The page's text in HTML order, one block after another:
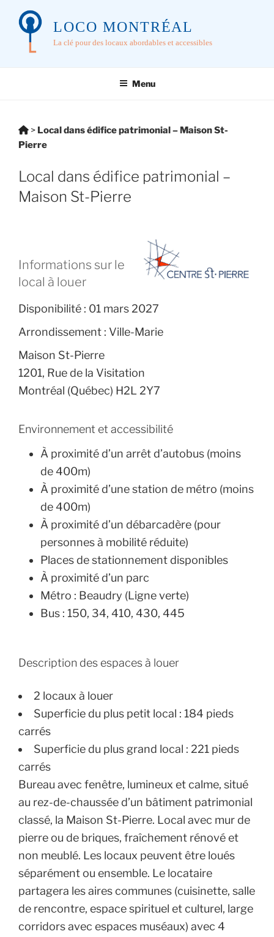
contenu
principal
LOCO MONTRÉAL
La clé pour des locaux abordables et accessibles
Menu
Vous
êtes
> Local dans édifice patrimonial – Maison St-
Pierre
Local dans édifice patrimonial –
Maison St-Pierre
Informations sur le
local à louer
Disponibilité : 01 mars 2027
Arrondissement : Ville-Marie
Maison St-Pierre
1201, Rue de la Visitation
Montréal (Québec) H2L 2Y7
Environnement et accessibilité
À proximité d’un arrêt d’autobus (moins
de 400m)
À proximité d’une station de métro (moins
de 400m)
À proximité d’un débarcadère (pour
personnes à mobilité réduite)
Places de stationnement disponibles
À proximité d’un parc
Métro : Beaudry (Ligne verte)
Bus : 150, 34, 410, 430, 445
Description des espaces à louer
2 locaux à louer
Superficie du plus petit local : 184 pieds
carrés
Superficie du plus grand local : 221 pieds
carrés
Bureau avec fenêtre, lumineux et calme, situé
au rez-de-chaussée d’un bâtiment patrimonial
classé, la Maison St-Pierre. Local avec mur de
pierre ou de briques, fraîchement rénové et
non meublé. Les locaux peuvent être loués
séparément ou ensemble. Le locataire
partagera les aires communes (cuisinette, salle
de rencontre, espace spirituel et culturel, large
corridors avec espaces muséaux) avec 4